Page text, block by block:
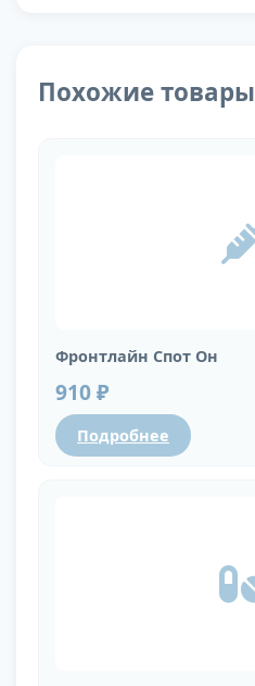
Похожие товары
Фронтлайн Спот Он
910 ₽
Подробнее